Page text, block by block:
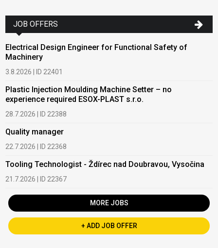
JOB OFFERS
Electrical Design Engineer for Functional Safety of
Machinery
3.8.2026 | ID 22401
Plastic Injection Moulding Machine Setter – no
experience required ESOX-PLAST s.r.o.
28.7.2026 | ID 22388
Quality manager
22.7.2026 | ID 22368
Tooling Technologist - Ždírec nad Doubravou, Vysočina
21.7.2026 | ID 22367
MORE JOBS
+ ADD JOB OFFER